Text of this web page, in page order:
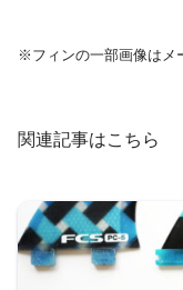
※フィンの一部画像はメ
関連記事はこちら